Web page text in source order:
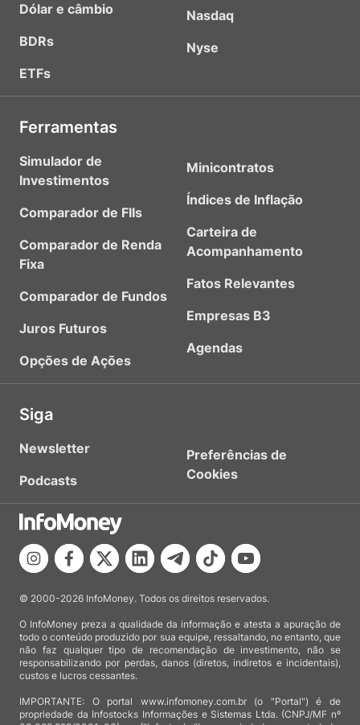
Dólar e câmbio
BDRs
ETFs
Nasdaq
Nyse
Ferramentas
Simulador de
Investimentos
Comparador de FIIs
Comparador de Renda
Fixa
Comparador de Fundos
Juros Futuros
Opções de Ações
Minicontratos
Índices de Inflação
Carteira de
Acompanhamento
Fatos Relevantes
Empresas B3
Agendas
Siga
Newsletter
Podcasts
Preferências de
Cookies
© 2000-2026 InfoMoney. Todos os direitos reservados.
O InfoMoney preza a qualidade da informação e atesta a apuração de
todo o conteúdo produzido por sua equipe, ressaltando, no entanto, que
não faz qualquer tipo de recomendação de investimento, não se
responsabilizando por perdas, danos (diretos, indiretos e incidentais),
custos e lucros cessantes.
IMPORTANTE: O portal www.infomoney.com.br (o "Portal") é de
propriedade da Infostocks Informações e Sistemas Ltda. (CNPJ/MF nº